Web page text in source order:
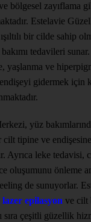
bölgesel zayıflama
Estelavie
bir cilde sahip
tedavileri
yaşlanma ve
gidermek için
yüz
cilt tipine ve
Ayrıca leke tedavisi,
oluşumunu önleme
de sunuyorlar.
epilasyon ve cilt
sıra çeşitli güzellik